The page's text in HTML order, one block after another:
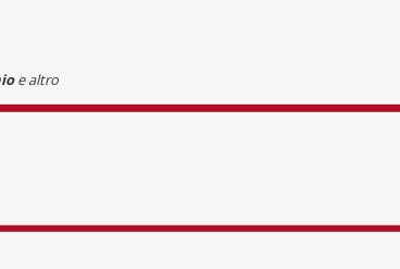
e altro